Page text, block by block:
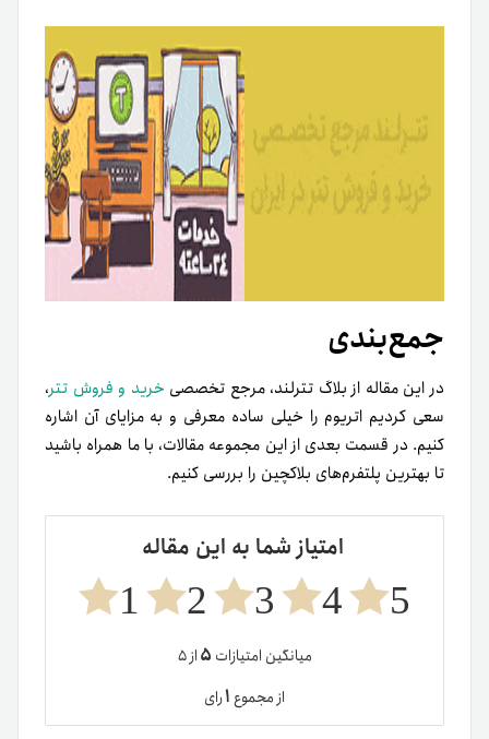
جمع‌بندی
در این مقاله از بلاگ تترلند، مرجع تخصصی خرید و فروش تتر،
سعی کردیم اتریوم را خیلی ساده معرفی و به مزایای آن اشاره
کنیم. در قسمت بعدی از این مجموعه مقالات، با ما همراه باشید
تا بهترین پلتفرم‌های بلاکچین‌ را بررسی کنیم.
امتیاز شما به این مقاله
5
4
3
2
1
میانگین امتیازات ۵از ۵
از مجموع۱رای